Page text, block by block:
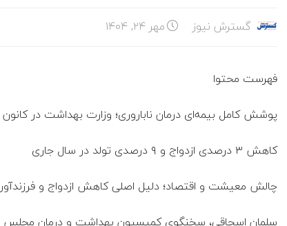
گسترش نیوز مهر ۲۴, ۱۴۰۴
فهرست محتوا
پوشش کامل بیمه‌ای درمان ناباروری؛ وزارت بهداشت در
کاهش ۳ درصدی ازدواج و ۹ درصدی تولد در سال جاری
چالش معیشت و اقتصاد؛ دلیل اصلی کاهش ازدواج و
سلمان اسحاقی، سخنگوی کمیسیون بهداشت و درمان مجلس